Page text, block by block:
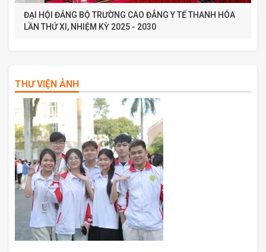
ĐẠI HỘI ĐẢNG BỘ TRƯỜNG CAO ĐẲNG Y TẾ THANH HÓA
LẦN THỨ XI, NHIỆM KỲ 2025 - 2030
THƯ VIỆN ẢNH